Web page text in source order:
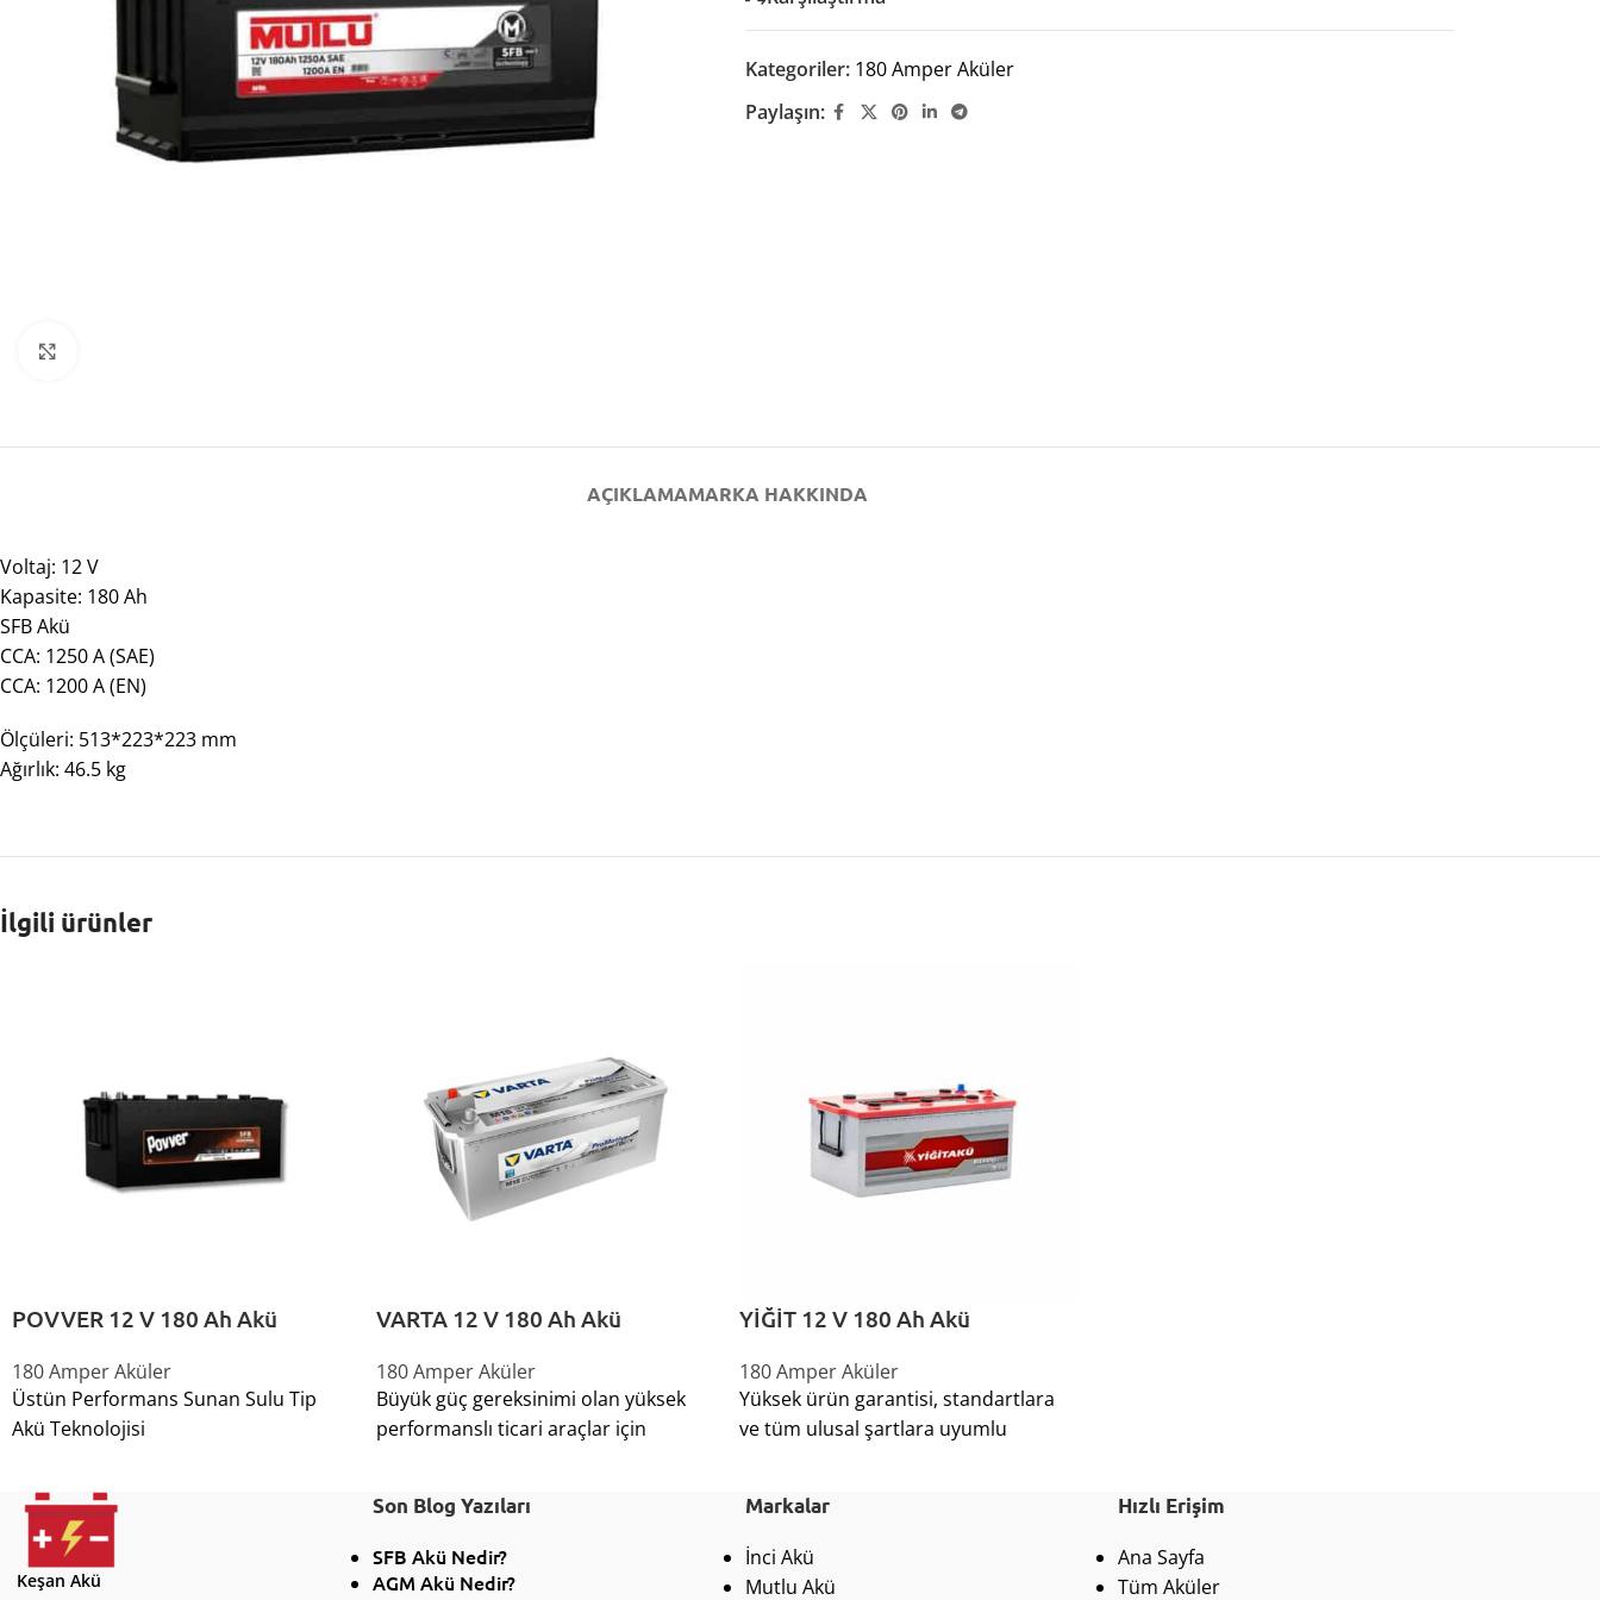
Kategoriler: 180 Amper Aküler
Paylaşın:
AÇIKLAMAMARKA HAKKINDA
Voltaj: 12 V
Kapasite: 180 Ah
SFB Akü
CCA: 1250 A (SAE)
CCA: 1200 A (EN)
Ölçüleri: 513*223*223 mm
Ağırlık: 46.5 kg
İlgili ürünler
POVVER 12 V 180 Ah Akü
180 Amper Aküler
Üstün Performans Sunan Sulu Tip
Akü Teknolojisi
VARTA 12 V 180 Ah Akü
180 Amper Aküler
Büyük güç gereksinimi olan yüksek
performanslı ticari araçlar için
YİĞİT 12 V 180 Ah Akü
180 Amper Aküler
Yüksek ürün garantisi, standartlara
ve tüm ulusal şartlara uyumlu
Keşan Akü
Son Blog Yazıları
SFB Akü Nedir?
AGM Akü Nedir?
Markalar
İnci Akü
Mutlu Akü
Hızlı Erişim
Ana Sayfa
Tüm Aküler